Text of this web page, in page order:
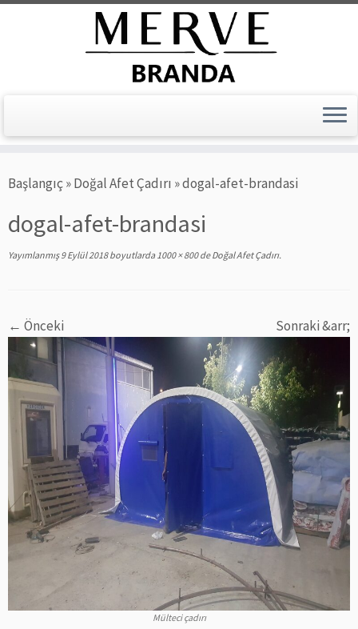
toBaşlangıç»Doğal Afet Çadırı »dogal-afet-brandasi
dogal-afet-brandasi
Yayımlanmış 9 Eylül 2018boyutlarda1000 × 800deDoğal Afet Çadırı.
← Önceki Sonraki &arr;
Mülteci çadırı